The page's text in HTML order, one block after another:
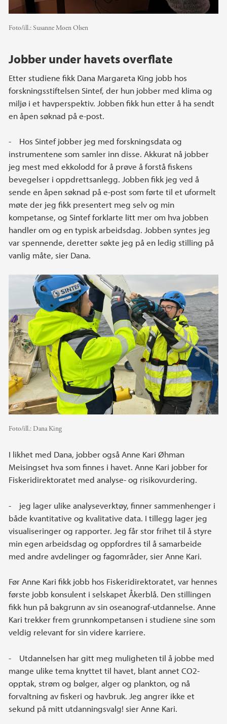
Foto/ill.:Susanne Moen Olsen
Jobber under havets overflate
Etter studiene fikk Dana Margareta King jobb hos
forskningsstiftelsen Sintef, der hun jobber med klima og
miljø i et havperspektiv. Jobben fikk hun etter å ha sendt
en åpen søknad på e-post.
- Hos Sintef jobber jeg med forskningsdata og
instrumentene som samler inn disse. Akkurat nå jobber
jeg mest med ekkolodd for å prøve å forstå fiskens
bevegelser i oppdrettsanlegg. Jobben fikk jeg ved å
sende en åpen søknad på e-post som førte til et uformelt
møte der jeg fikk presentert meg selv og min
kompetanse, og Sintef forklarte litt mer om hva jobben
handler om og en typisk arbeidsdag. Jobben syntes jeg
var spennende, deretter søkte jeg på en ledig stilling på
vanlig måte, sier Dana.
Foto/ill.: Dana King
I likhet med Dana, jobber også Anne Kari Øhman
Meisingset hva som finnes i havet. Anne Kari jobber for
Fiskeridirektoratet med analyse- og risikovurdering.
- jeg lager ulike analyseverktøy, finner sammenhenger i
både kvantitative og kvalitative data. I tillegg lager jeg
visualiseringer og rapporter. Jeg får stor frihet til å styre
min egen arbeidsdag og oppfordres til å samarbeide
med andre avdelinger og fagområder, sier Anne Kari.
Før Anne Kari fikk jobb hos Fiskeridirektoratet, var hennes
første jobb konsulent i selskapet Åkerblå. Den stillingen
fikk hun på bakgrunn av sin oseanograf-utdannelse. Anne
Kari trekker frem grunnkompetansen i studiene sine som
veldig relevant for sin videre karriere.
- Utdannelsen har gitt meg muligheten til å jobbe med
mange ulike tema knyttet til havet, blant annet CO2-
opptak, strøm og bølger, alger og plankton, og nå
forvaltning av fiskeri og havbruk. Jeg angrer ikke et
sekund på mitt utdanningsvalg! sier Anne Kari.